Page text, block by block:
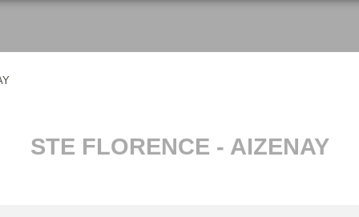
STE FLORENCE - AIZENAY